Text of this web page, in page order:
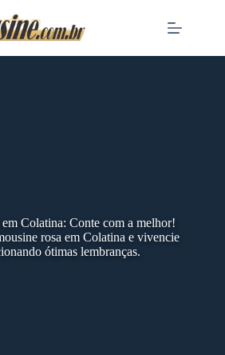
Colatina: Conte com a melhor!
rosa em Colatina e vivencie
ótimas lembranças.